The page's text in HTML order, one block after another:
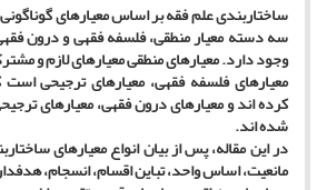
ساختاربندی علم فقه بر اساس معیارهای
سه دسته معیار منطقی، فلسفه فقهی و درون­
وجود دارد. معیارهای منطقی معیارهای لازم و
معیارهای فلسفه فقهی، معیارهای ترجیحی
کرده­ اند و معیارهای درون­ فقهی، معیارهای
شده­ اند.
در این مقاله، پس از بیان انواع معیارهای
مانعیت، اساس واحد، تباین اقسام، انسجام،